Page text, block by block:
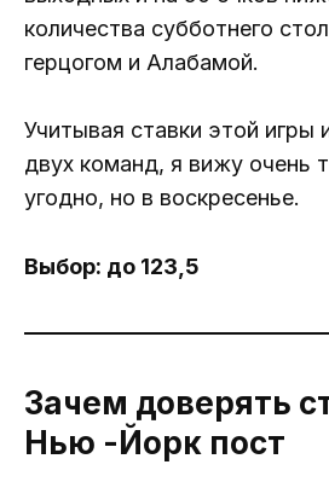
количества субботнего
герцогом и Алабамой.
Учитывая ставки этой игры
двух команд, я вижу очень
угодно, но в воскресенье.
Выбор: до 123,5
Зачем доверять
Нью -Йорк пост